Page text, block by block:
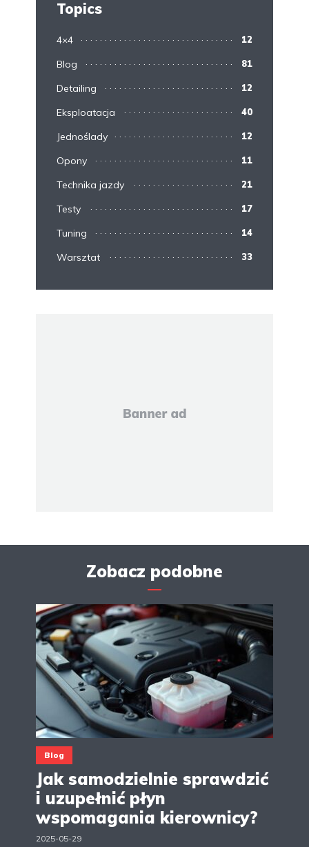
Topics
4×4 12
Blog 81
Detailing 12
Eksploatacja 40
Jednoślady 12
Opony 11
Technika jazdy 21
Testy 17
Tuning 14
Warsztat 33
Zobacz podobne
Blog
Jak samodzielnie sprawdzić
i uzupełnić płyn
wspomagania kierownicy?
2025-05-29